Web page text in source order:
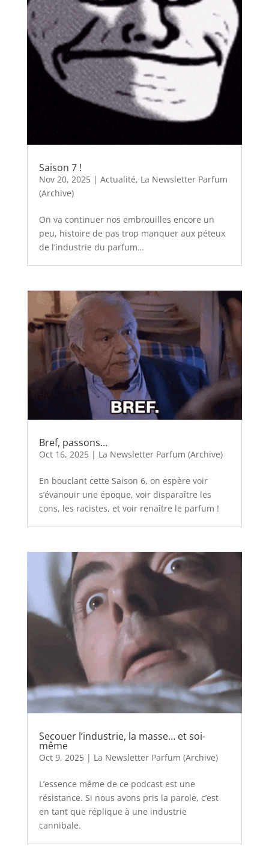
Saison 7 !
Nov 20, 2025| Actualité, La Newsletter Parfum
(Archive)
On va continuer nos embrouilles encore un
peu, histoire de pas trop manquer aux péteux
de l’industrie du parfum…
Bref, passons…
Oct 16, 2025| La Newsletter Parfum (Archive)
En bouclant cette Saison 6, on espère voir
s’évanouir une époque, voir disparaître les
cons, les racistes, et voir renaître le parfum !
Secouer l’industrie, la masse… et soi-
même
Oct 9, 2025| La Newsletter Parfum (Archive)
L’essence même de ce podcast est une
résistance. Si nous avons pris la parole, c’est
en tant que réplique à une industrie
cannibale.